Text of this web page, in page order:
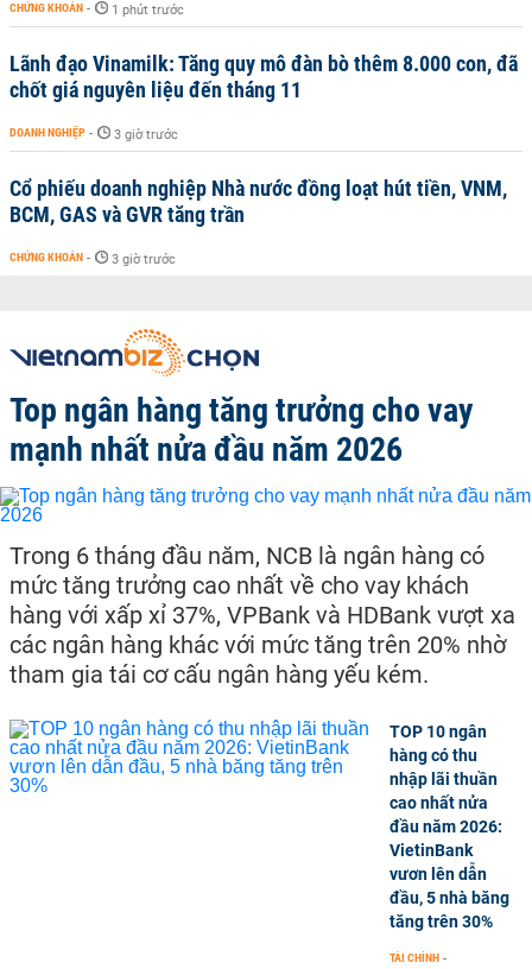
CHỨNG KHOÁN - 1 phút trước
Lãnh đạo Vinamilk: Tăng quy mô đàn bò thêm 8.000 con, đã
chốt giá nguyên liệu đến tháng 11
DOANH NGHIỆP - 3 giờ trước
Cổ phiếu doanh nghiệp Nhà nước đồng loạt hút tiền, VNM,
BCM, GAS và GVR tăng trần
CHỨNG KHOÁN - 3 giờ trước
Top ngân hàng tăng trưởng cho vay
mạnh nhất nửa đầu năm 2026
Trong 6 tháng đầu năm, NCB là ngân hàng có
mức tăng trưởng cao nhất về cho vay khách
hàng với xấp xỉ 37%, VPBank và HDBank vượt xa
các ngân hàng khác với mức tăng trên 20% nhờ
tham gia tái cơ cấu ngân hàng yếu kém.
TOP 10 ngân
hàng có thu
nhập lãi thuần
cao nhất nửa
đầu năm 2026:
VietinBank
vươn lên dẫn
đầu, 5 nhà băng
tăng trên 30%
TÀI CHÍNH -